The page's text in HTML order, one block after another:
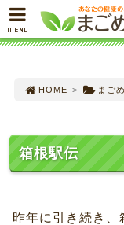
HOME > まご
箱根駅伝
昨年に引き続き、
MENU